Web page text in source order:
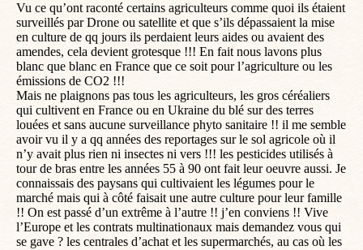
Vu ce qu’ont raconté certains agriculteurs comme quoi ils étaient
surveillés par Drone ou satellite et que s’ils dépassaient la mise
en culture de qq jours ils perdaient leurs aides ou avaient des
amendes, cela devient grotesque !!! En fait nous lavons plus
blanc que blanc en France que ce soit pour l’agriculture ou les
émissions de CO2 !!!
Mais ne plaignons pas tous les agriculteurs, les gros céréaliers
qui cultivent en France ou en Ukraine du blé sur des terres
louées et sans aucune surveillance phyto sanitaire !! il me semble
avoir vu il y a qq années des reportages sur le sol agricole où il
n’y avait plus rien ni insectes ni vers !!! les pesticides utilisés à
tour de bras entre les années 55 à 90 ont fait leur oeuvre aussi. Je
connaissais des paysans qui cultivaient les légumes pour le
marché mais qui à côté faisait une autre culture pour leur famille
!! On est passé d’un extrême à l’autre !! j’en conviens !! Vive
l’Europe et les contrats multinationaux mais demandez vous qui
se gave ? les centrales d’achat et les supermarchés, au cas où les